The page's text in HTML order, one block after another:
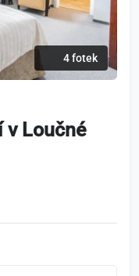
4 fotek
v Loučné